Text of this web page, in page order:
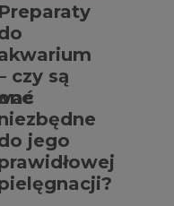
Preparaty
czy są
jego